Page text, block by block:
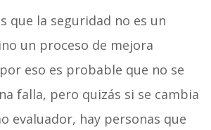
que la seguridad no es un
un proceso de mejora
eso es probable que no se
falla, pero quizás si se cambia
evaluador, hay personas que